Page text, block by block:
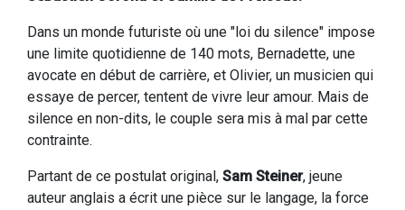
Dans un monde futuriste où une "loi du silence" impose
une limite quotidienne de 140 mots, Bernadette, une
avocate en début de carrière, et Olivier, un musicien qui
essaye de percer, tentent de vivre leur amour. Mais de
silence en non-dits, le couple sera mis à mal par cette
contrainte.
Partant de ce postulat original, Sam Steiner, jeune
auteur anglais a écrit une pièce sur le langage, la force